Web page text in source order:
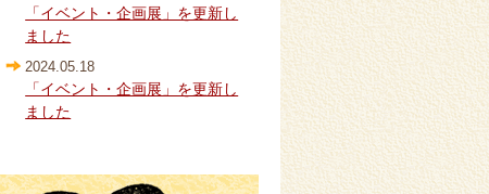
「イベント・企画展」を更新し
ました
2024.05.18
「イベント・企画展」を更新し
ました